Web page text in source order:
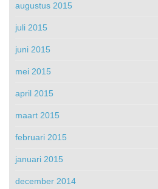
augustus 2015
juli 2015
juni 2015
mei 2015
april 2015
maart 2015
februari 2015
januari 2015
december 2014